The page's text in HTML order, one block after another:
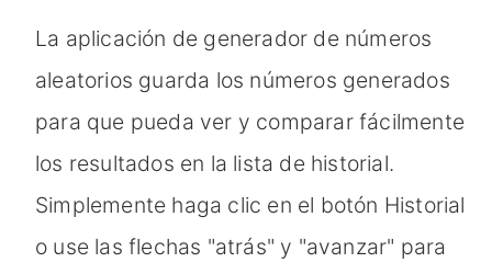
La aplicación de generador de números
aleatorios guarda los números generados
para que pueda ver y comparar fácilmente
los resultados en la lista de historial.
Simplemente haga clic en el botón Historial
o use las flechas "atrás" y "avanzar" para